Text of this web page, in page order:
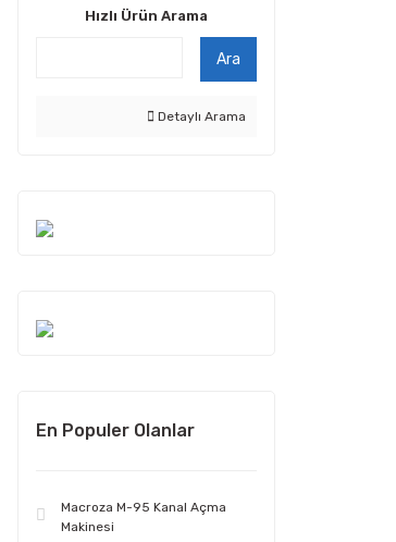
Hızlı Ürün Arama
Ara
Detaylı Arama
En Populer Olanlar
Macroza M-95 Kanal Açma
Makinesi